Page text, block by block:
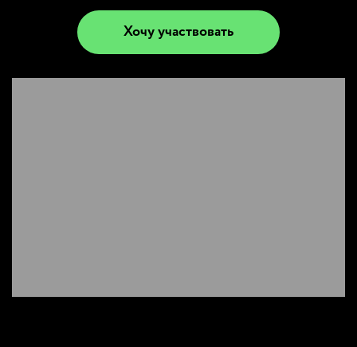
Хочу участвовать